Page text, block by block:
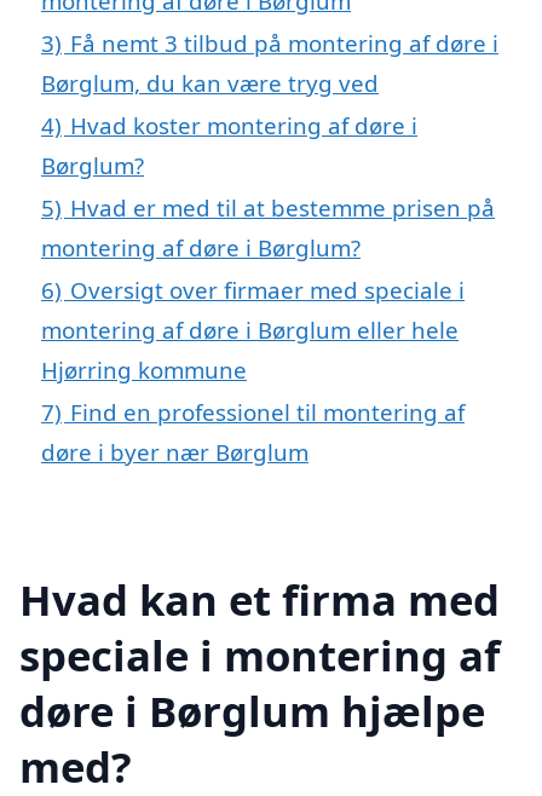
3) Få nemt 3 tilbud på montering af døre i
Børglum, du kan være tryg ved
4) Hvad koster montering af døre i
Børglum?
5) Hvad er med til at bestemme prisen på
montering af døre i Børglum?
6) Oversigt over firmaer med speciale i
montering af døre i Børglum eller hele
Hjørring kommune
7) Find en professionel til montering af
døre i byer nær Børglum
Hvad kan et firma med
speciale i montering af
døre i Børglum hjælpe
med?